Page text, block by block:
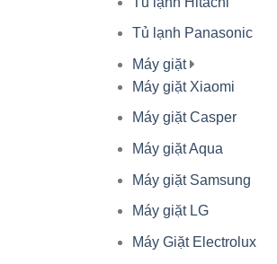
Tủ lạnh Panasonic
Máy giặt
Máy giặt Xiaomi
Máy giặt Casper
Máy giặt Aqua
Máy giặt Samsung
Máy giặt LG
Máy Giặt Electrolux